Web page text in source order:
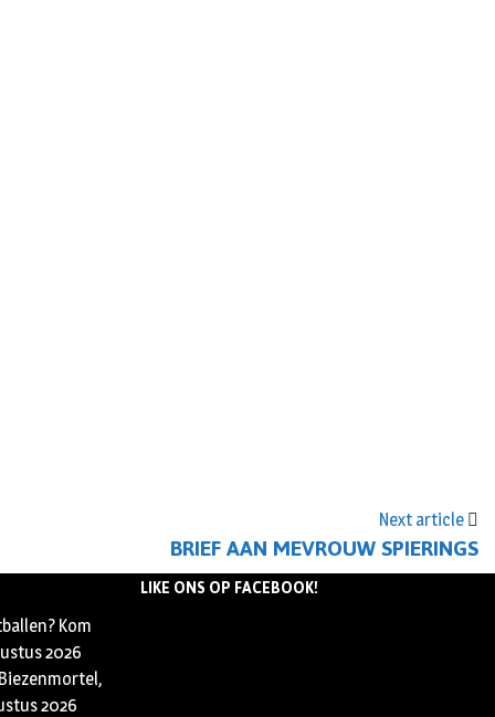
Next article
BRIEF AAN MEVROUW SPIERINGS
Kom
2026
2026
LIKE ONS OP FACEBOOK!